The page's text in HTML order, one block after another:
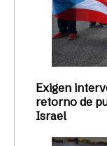
Exigen
retorno de
Israel